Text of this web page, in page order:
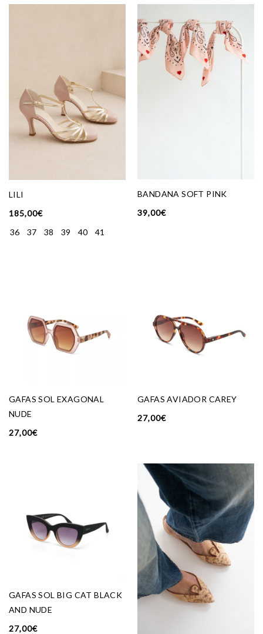
LILI
185,00€
36
37 38 39 40 41
BANDANA SOFT PINK
39,00€
GAFAS SOL EXAGONAL
NUDE
27,00€
GAFAS AVIADOR CAREY
27,00€
GAFAS SOL BIG CAT BLACK
AND NUDE
27,00€